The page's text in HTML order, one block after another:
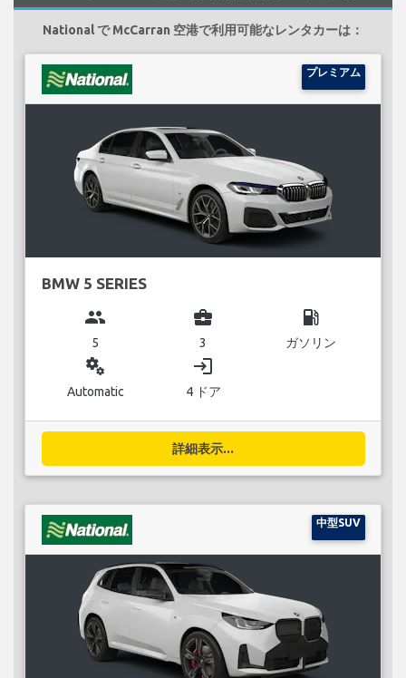
National で McCarran 空港で利用可能なレンタカーは：
プレミアム
BMW 5 SERIES
group
5
business_center
3
local_gas_station
ガソリン
miscellaneous_services
Automatic
login
4 ドア
詳細表示...
中型SUV